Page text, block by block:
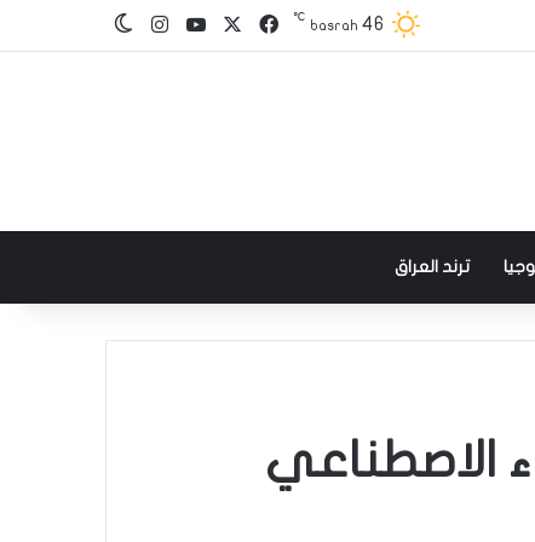
basrah 46
℃ فيسبوك‫YouTube
انستقرامالوضع المظلم
ترند العراق
الاصطناعي